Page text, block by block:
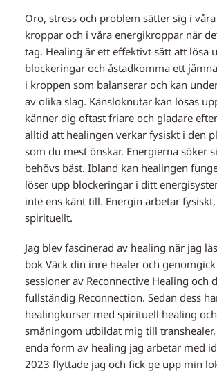
Oro, stress och problem sätter sig i
kroppar och i våra energikroppar när
tag. Healing är ett effektivt sätt att lösa
blockeringar och åstadkomma ett
i kroppen som balanserar och kan
av olika slag. Känsloknutar kan lösas
känner dig oftast friare och gladare
alltid att healingen verkar fysiskt i den
som du mest önskar. Energierna söker
behövs bäst. Ibland kan healingen
löser upp blockeringar i ditt
inte ens känt till. Energin arbetar
spirituellt.
Jag blev fascinerad av healing när jag
bok Väck din inre healer och
sessioner av Reconnective Healing och
fullständig Reconnection. Sedan dess
healingkurser med spirituell healing
småningom utbildat mig till
enda form av healing jag arbetar med
2023 flyttade jag och fick ge upp min